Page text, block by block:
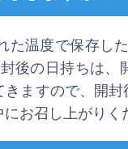
た温度で保存し
後の日持ちは、
ますので、開封
にお召し上がり